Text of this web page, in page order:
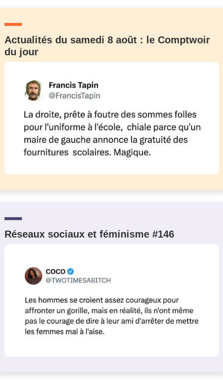
Actualités du samedi 8 août : le Comptwoir
du jour
Réseaux sociaux et féminisme #146